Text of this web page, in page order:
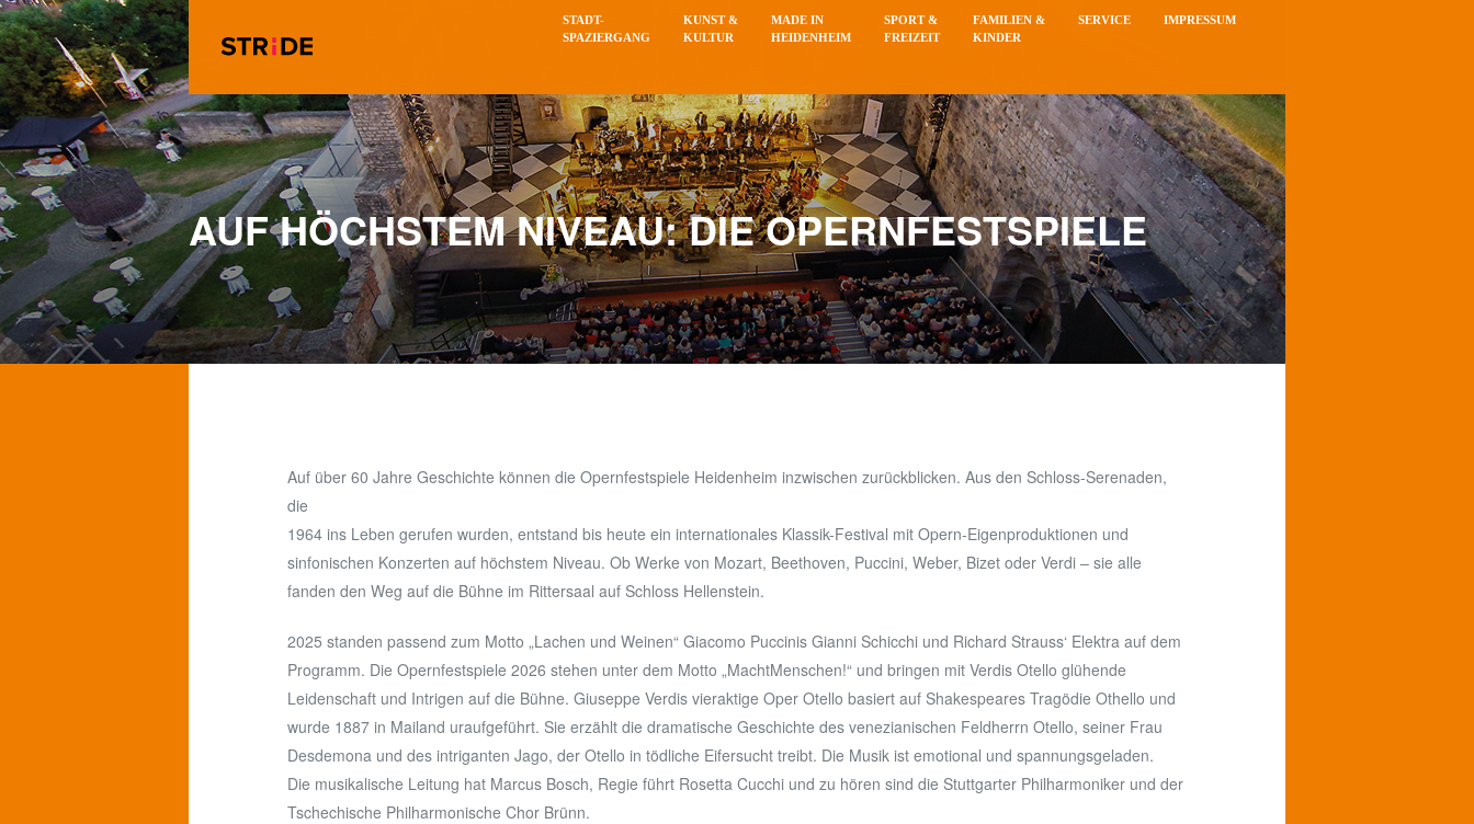
STADT-
SPAZIERGANG
KUNST &
KULTUR
MADE IN
HEIDENHEIM
SPORT &
FREIZEIT
FAMILIEN &
KINDER
SERVICE IMPRESSUM
AUF HÖCHSTEM NIVEAU: DIE OPERNFESTSPIELE
Auf über 60 Jahre Geschichte können die Opernfestspiele Heidenheim inzwischen zurückblicken. Aus den Schloss-Serenaden,
die
1964 ins Leben gerufen wurden, entstand bis heute ein internationales Klassik-Festival mit Opern-Eigenproduktionen und
sinfonischen Konzerten auf höchstem Niveau. Ob Werke von Mozart, Beethoven, Puccini, Weber, Bizet oder Verdi – sie alle
fanden den Weg auf die Bühne im Rittersaal auf Schloss Hellenstein.
2025 standen passend zum Motto „Lachen und Weinen“ Giacomo Puccinis Gianni Schicchi und Richard Strauss‘ Elektra auf dem
Programm. Die Opernfestspiele 2026 stehen unter dem Motto „MachtMenschen!“ und bringen mit Verdis Otello glühende
Leidenschaft und Intrigen auf die Bühne. Giuseppe Verdis vieraktige Oper Otello basiert auf Shakespeares Tragödie Othello und
wurde 1887 in Mailand uraufgeführt. Sie erzählt die dramatische Geschichte des venezianischen Feldherrn Otello, seiner Frau
Desdemona und des intriganten Jago, der Otello in tödliche Eifersucht treibt. Die Musik ist emotional und spannungsgeladen.
Die musikalische Leitung hat Marcus Bosch, Regie führt Rosetta Cucchi und zu hören sind die Stuttgarter Philharmoniker und der
Tschechische Philharmonische Chor Brünn.